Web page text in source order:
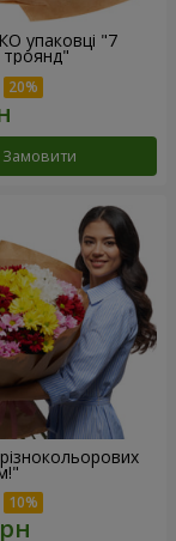
упаковці "7
Замовити